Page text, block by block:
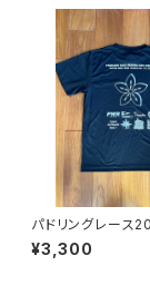
パドリングレース
ツ ブラック
¥3,300